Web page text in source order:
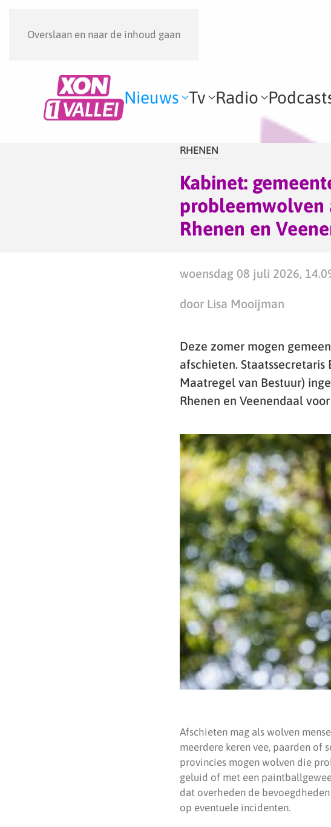
Overslaan en naar de inhoud gaan
Nieuws Tv Radio
RHENEN
Kabinet:
probleemwolven
Rhenen en
woensdag 08 juli 2026,
door Lisa Mooijman
Deze zomer mogen
afschieten. Staatssecretaris
Maatregel van Bestuur)
Rhenen en Veenendaal
Afschieten mag als wolven
meerdere keren vee, paarden of
provincies mogen wolven die
geluid of met een
dat overheden de
op eventuele incidenten.